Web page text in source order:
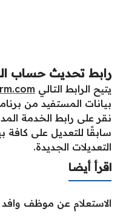
رابط تحديث حساب
يتيح الرابط التالي
بيانات المستفيد من
نقر على رابط الخدمة
سابقًا للتعديل على كافة
التعديلات الجديدة.
اقرأ أيضا
الاستعلام عن موظف وافد